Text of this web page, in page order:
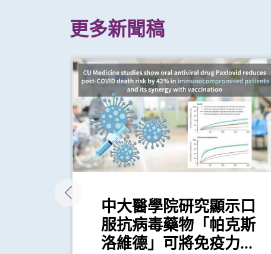
更多新聞稿
中大醫學院研究顯示口
服抗病毒藥物「帕克斯
洛維德」可將免疫力...